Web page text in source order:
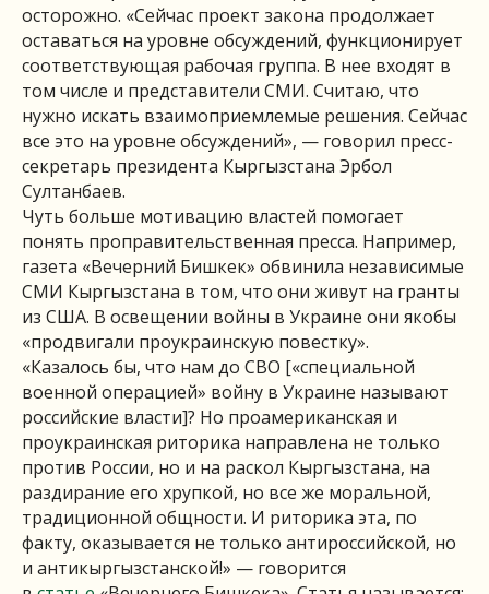
осторожно. «Сейчас проект закона продолжает
оставаться на уровне обсуждений, функционирует
соответствующая рабочая группа. В нее входят в
том числе и представители СМИ. Считаю, что
нужно искать взаимоприемлемые решения. Сейчас
все это на уровне обсуждений», — говорил пресс-
секретарь президента Кыргызстана Эрбол
Султанбаев.
Чуть больше мотивацию властей помогает
понять проправительственная пресса. Например,
газета «Вечерний Бишкек» обвинила независимые
СМИ Кыргызстана в том, что они живут на гранты
из США. В освещении войны в Украине они якобы
«продвигали проукраинскую повестку».
«Казалось бы, что нам до СВО [«специальной
военной операцией» войну в Украине называют
российские власти]? Но проамериканская и
проукраинская риторика направлена не только
против России, но и на раскол Кыргызстана, на
раздирание его хрупкой, но все же моральной,
традиционной общности. И риторика эта, по
факту, оказывается не только антироссийской, но
и антикыргызстанской!» — говорится